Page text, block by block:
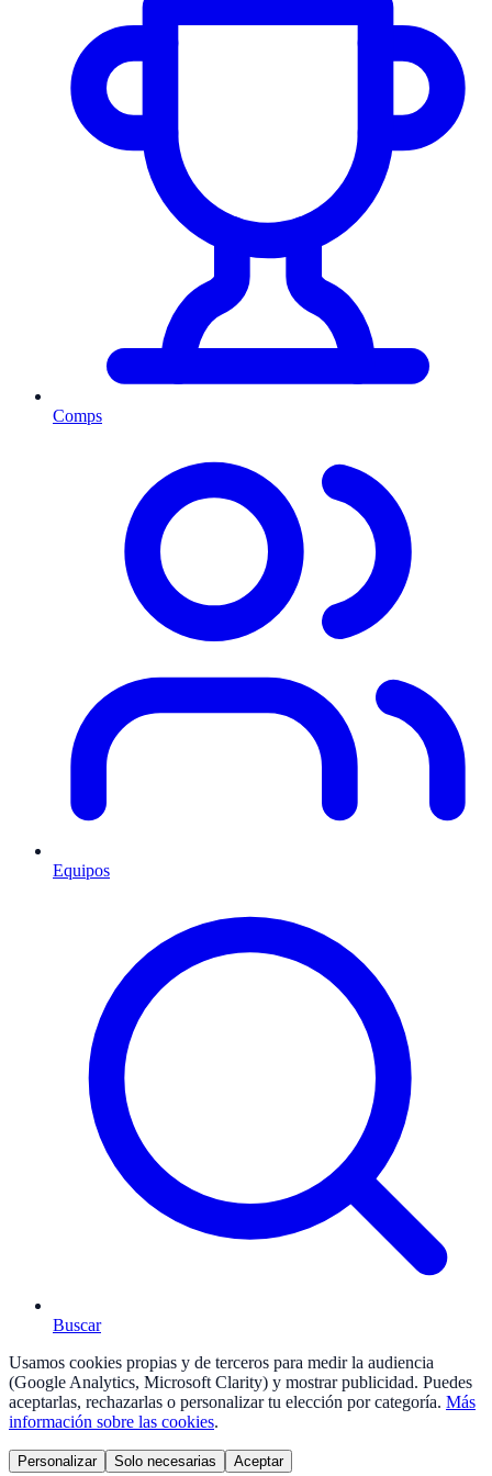
Comps
Equipos
Buscar
Usamos cookies propias y de terceros para medir la audiencia
(Google Analytics, Microsoft Clarity) y mostrar publicidad. Puedes
aceptarlas, rechazarlas o personalizar tu elección por categoría. Más
información sobre las cookies.
Personalizar Solo necesarias Aceptar